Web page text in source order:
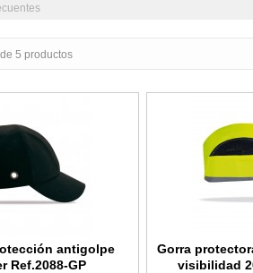
5 productos
antigolpe
Ref.2088-GP
Gorra
visibilidad